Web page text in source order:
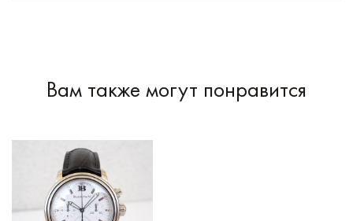
Вам также могут понравится